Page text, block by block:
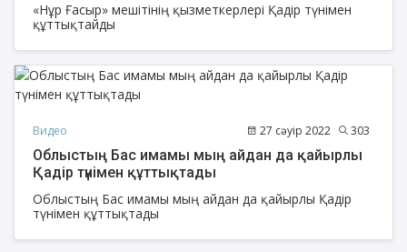
«Нұр Ғасыр» мешітінің қызметкерлері Қадір түнімен
құттықтайды
Видео 27 сәуір 2022 303
Облыстың Бас имамы мың айдан да қайырлы
Қадір түнімен құттықтады
Облыстың Бас имамы мың айдан да қайырлы Қадір
түнімен құттықтады